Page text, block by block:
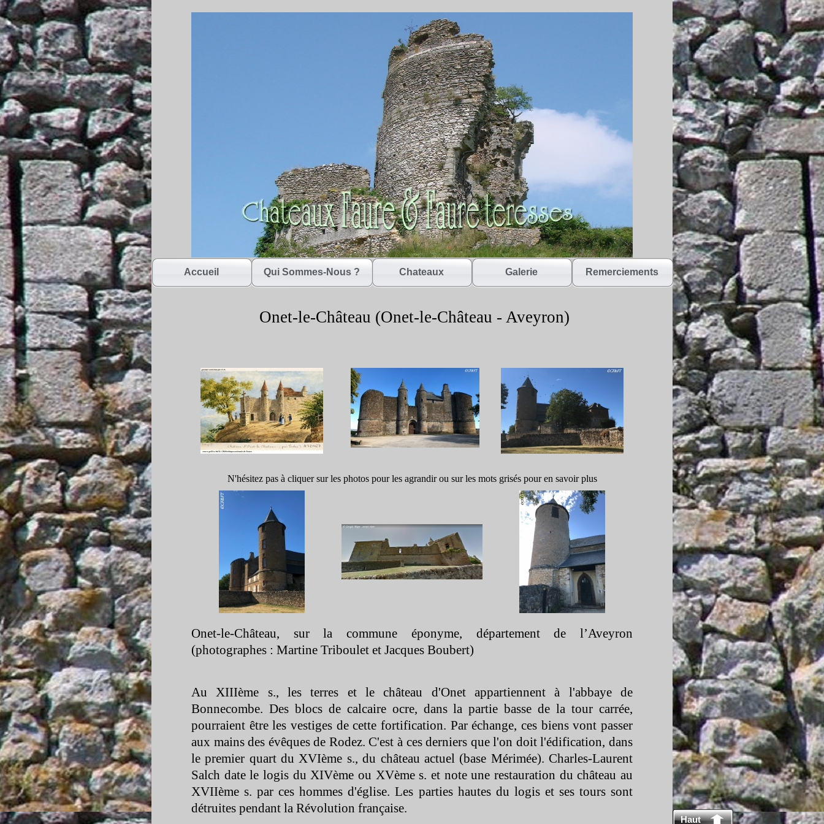
Accueil Qui Sommes-Nous ? Chateaux Galerie Remerciements
Onet-le-Château (Onet-le-Château - Aveyron)
Haut
N'hésitez pas à cliquer sur les photos pour les agrandir ou sur les mots grisés pour en savoir plus
Onet-le-Château, sur la commune éponyme, département de l’Aveyron
(photographes : Martine Triboulet et Jacques Boubert)
Au XIIIème s., les terres et le château d'Onet appartiennent à l'abbaye de
Bonnecombe. Des blocs de calcaire ocre, dans la partie basse de la tour carrée,
pourraient être les vestiges de cette fortification. Par échange, ces biens vont passer
aux mains des évêques de Rodez. C'est à ces derniers que l'on doit l'édification, dans
le premier quart du XVIème s., du château actuel (base Mérimée). Charles-Laurent
Salch date le logis du XIVème ou XVème s. et note une restauration du château au
XVIIème s. par ces hommes d'église. Les parties hautes du logis et ses tours sont
détruites pendant la Révolution française.